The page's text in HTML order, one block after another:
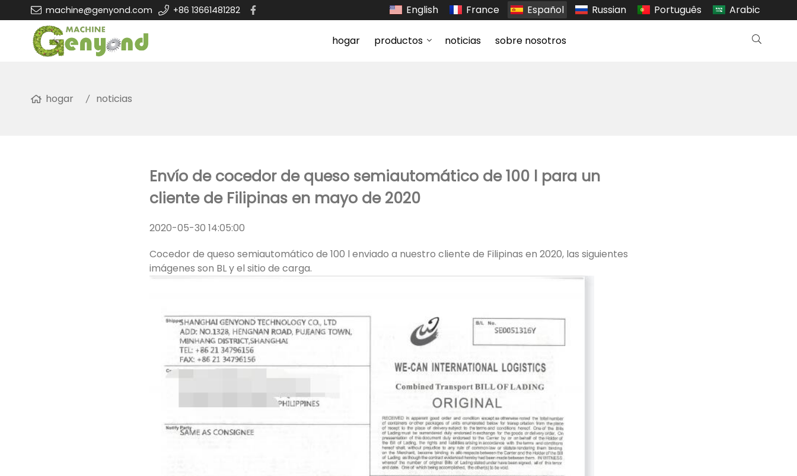
machine@genyond.com +86 13661481282 English France Español Russian Português Arabic
hogar productos noticias sobre nosotros
hogar noticias
Envío de cocedor de queso semiautomático de 100 l para un
cliente de Filipinas en mayo de 2020
2020-05-30 14:05:00
Cocedor de queso semiautomático de 100 l enviado a nuestro cliente de Filipinas en 2020, las siguientes
imágenes son BL y el sitio de carga.